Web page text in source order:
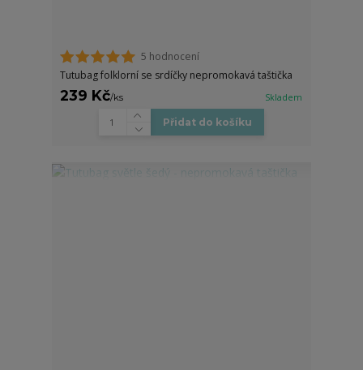
5 hodnocení
Tutubag folklorní se srdíčky nepromokavá taštička
239 Kč/ks Skladem
Přidat do košíku